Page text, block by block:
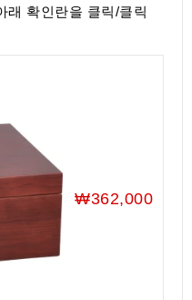
래 확인란을 클릭/클릭
₩362,000